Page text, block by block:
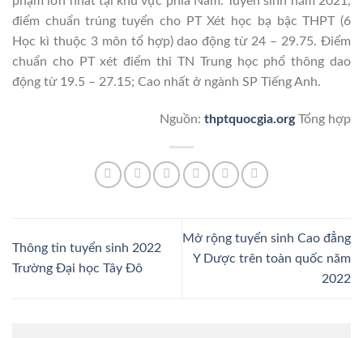
điểm chuẩn trúng tuyển cho PT Xét học bạ bậc THPT (6
Học kì thuộc 3 môn tổ hợp) dao động từ 24 – 29.75. Điểm
chuẩn cho PT xét điểm thi TN Trung học phổ thông dao
động từ 19.5 – 27.15; Cao nhất ở ngành SP Tiếng Anh.
Nguồn: thptquocgia.orgTổng hợp
Thông tin tuyển sinh 2022
Trường Đại học Tây Đô
Mở rộng tuyển sinh Cao đẳng
Y Dược trên toàn quốc năm
2022